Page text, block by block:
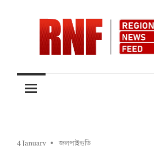
content
RNFnews.in
over
Quantity
4 January জলপাইগুড়ি